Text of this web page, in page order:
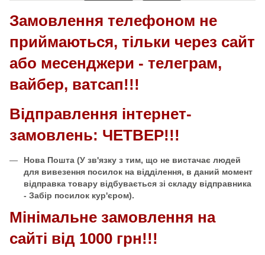
Замовлення телефоном не
приймаються, тільки через сайт
або месенджери - телеграм,
вайбер, ватсап!!!
Відправлення інтернет-
замовлень: ЧЕТВЕР!!!
Нова Пошта (У зв'язку з тим, що не вистачає людей
для вивезення посилок на відділення, в даний момент
відправка товару відбувається зі складу відправника
- Забір посилок кур'єром).
Мінімальне замовлення на
сайті від 1000 грн!!!